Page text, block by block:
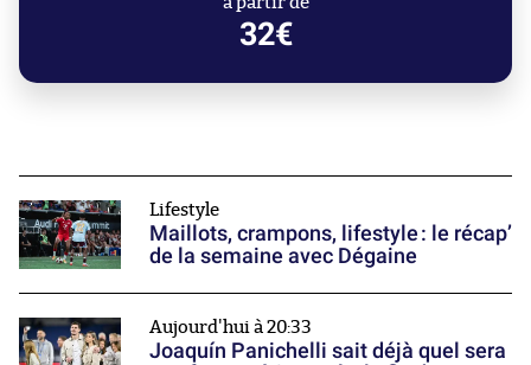
32€
Lifestyle
Maillots, crampons, lifestyle : le récap’
de la semaine avec Dégaine
Aujourd'hui à 20:33
Joaquín Panichelli sait déjà quel sera